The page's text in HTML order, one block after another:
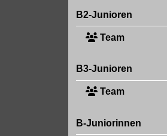
B2-Junioren
Team
B3-Junioren
Team
B-Juniorinnen